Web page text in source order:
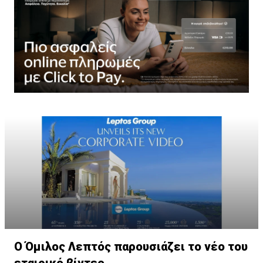
Ο Όμιλος Λεπτός παρουσιάζει το νέο του